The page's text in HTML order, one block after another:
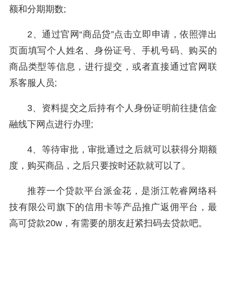
额和分期期数;
2、通过官网“商品贷”点击立即申请，依照弹出
页面填写个人姓名、身份证号、手机号码、购买的
商品类型等信息，进行提交，或者直接通过官网联
系客服人员;
3、资料提交之后持有个人身份证明前往捷信金
融线下网点进行办理;
4、等待审批，审批通过之后就可以获得分期额
度，购买商品，之后只要按时还款就可以了。
推荐一个贷款平台派金花，是浙江乾睿网络科
技有限公司旗下的信用卡等产品推广返佣平台，最
高可贷款20w，有需要的朋友赶紧扫码去贷款吧。